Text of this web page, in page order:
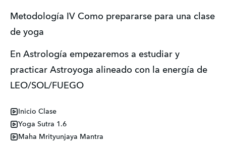
Metodología IV Como prepararse para una clase
de yoga
En Astrología empezaremos a estudiar y
practicar Astroyoga alineado con la energía de
LEO/SOL/FUEGO
Inicio Clase
Yoga Sutra 1.6
Maha Mrityunjaya Mantra